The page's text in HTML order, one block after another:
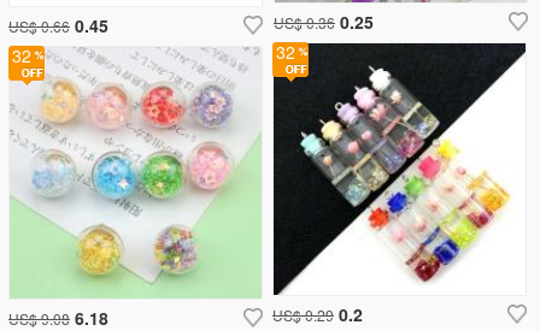
US$ 0.36 0.25
US$ 0.66 0.45
32
US$ 0.29 0.2
32
US$ 9.08 6.18